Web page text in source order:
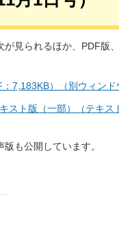
見られるほか、PDF版
7,183KB）（別ウィンド
スト版（一部）（テキ
も公開しています。